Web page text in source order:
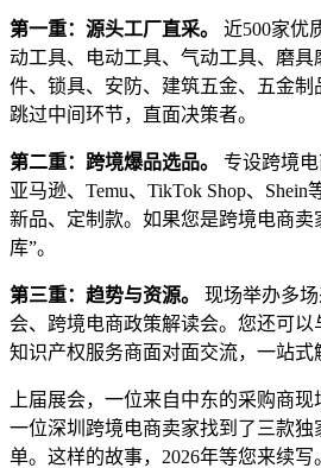
第一重：源头工厂直采。
近500家优
动工具、电动工具、气动工具、磨具
件、锁具、安防、建筑五金、五金制
跳过中间环节，直面决策者。
第二重：跨境爆品选品。
专设跨境
亚马逊、Temu、TikTok Shop、Shein
新品、定制款。如果您是跨境电商卖
库”。
第三重：趋势与资源。
现场举办多
会、跨境电商政策解读会。您还可以
知识产权服务商面对面交流，一站式
上届展会，一位来自中东的采购商现
一位深圳跨境电商卖家找到了三款独
单。这样的故事，2026年等您来续写